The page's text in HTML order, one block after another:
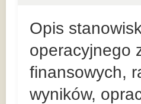
Opis
operacyjnego
finansowych,
wyników,